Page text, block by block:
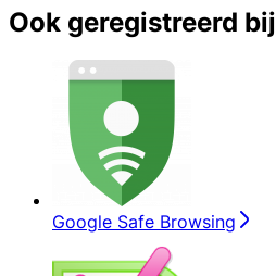
Ook geregistreerd bij
Google Safe Browsing